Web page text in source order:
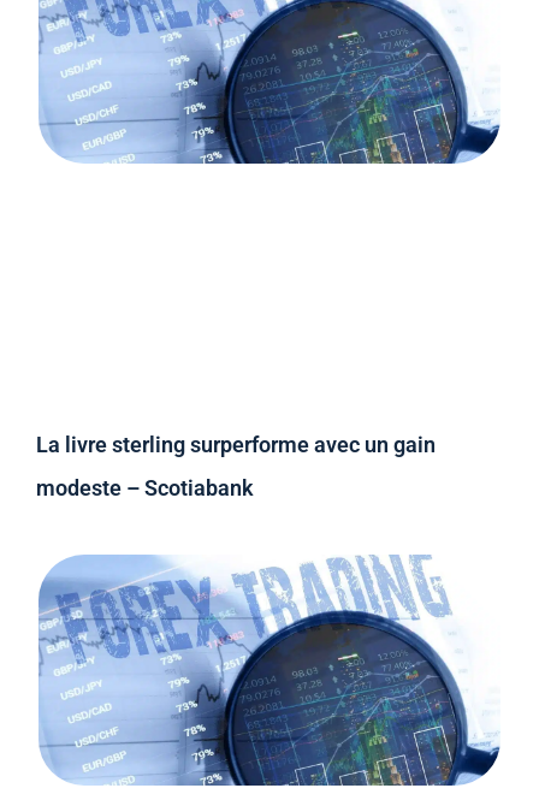
La livre sterling surperforme avec un gain
modeste – Scotiabank